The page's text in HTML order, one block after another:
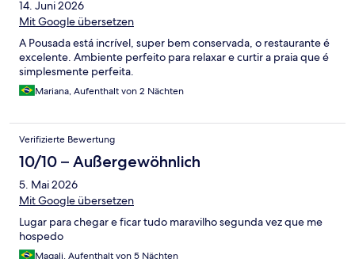
14. Juni 2026
Mit Google übersetzen
A Pousada está incrível, super bem conservada, o restaurante é
excelente. Ambiente perfeito para relaxar e curtir a praia que é
simplesmente perfeita.
Mariana, Aufenthalt von 2 Nächten
Verifizierte Bewertung
10/10 – Außergewöhnlich
5. Mai 2026
Mit Google übersetzen
Lugar para chegar e ficar tudo maravilho segunda vez que me
hospedo
Magali, Aufenthalt von 5 Nächten